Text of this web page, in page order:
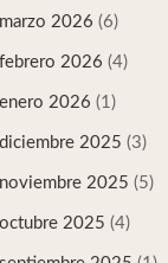
marzo 2026 (6)
febrero 2026 (4)
enero 2026 (1)
diciembre 2025 (3)
noviembre 2025 (5)
octubre 2025 (4)